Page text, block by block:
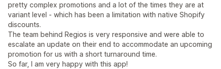
pretty complex promotions and a lot of the times they are at
variant level - which has been a limitation with native Shopify
discounts.
The team behind Regios is very responsive and were able to
escalate an update on their end to accommodate an upcoming
promotion for us with a short turnaround time.
So far, I am very happy with this app!